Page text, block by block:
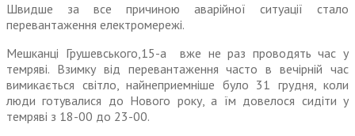
Швидше за все причиною аварійної ситуації стало
перевантаження електромережі.
Мешканці Грушевського,15-а вже не раз проводять час у
темряві. Взимку від перевантаження часто в вечірній час
вимикається світло, найнеприемніше було 31 грудня, коли
люди готувалися до Нового року, а їм довелося сидіти у
темряві з 18-00 до 23-00.